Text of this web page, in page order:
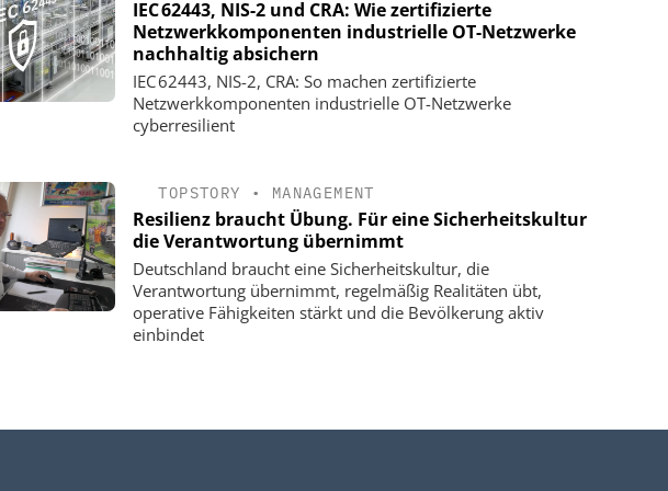
IEC 62443, NIS-2 und CRA: Wie zertifizierte
Netzwerkkomponenten industrielle OT-Netzwerke
nachhaltig absichern
IEC 62443, NIS-2, CRA: So machen zertifizierte
Netzwerkkomponenten industrielle OT-Netzwerke
cyberresilient
TOPSTORY • MANAGEMENT
Resilienz braucht Übung. Für eine Sicherheitskultur
die Verantwortung übernimmt
Deutschland braucht eine Sicherheitskultur, die
Verantwortung übernimmt, regelmäßig Realitäten übt,
operative Fähigkeiten stärkt und die Bevölkerung aktiv
einbindet